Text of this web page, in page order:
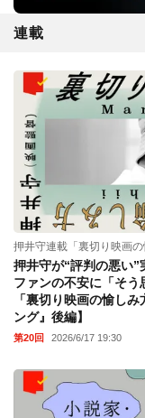
連載
押井守連載「裏切り映画の
押井守が“評判の悪い”
ファンの不安に「そ
「裏切り映画の愉し
ング』後編】
第20回 2026/6/17 19:30